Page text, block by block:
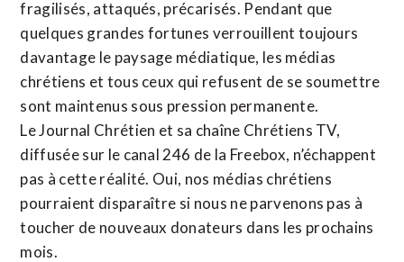
fragilisés, attaqués, précarisés. Pendant que
quelques grandes fortunes verrouillent toujours
davantage le paysage médiatique, les médias
chrétiens et tous ceux qui refusent de se soumettre
sont maintenus sous pression permanente.
Le Journal Chrétien et sa chaîne Chrétiens TV,
diffusée sur le canal 246 de la Freebox, n’échappent
pas à cette réalité. Oui, nos médias chrétiens
pourraient disparaître si nous ne parvenons pas à
toucher de nouveaux donateurs dans les prochains
mois.